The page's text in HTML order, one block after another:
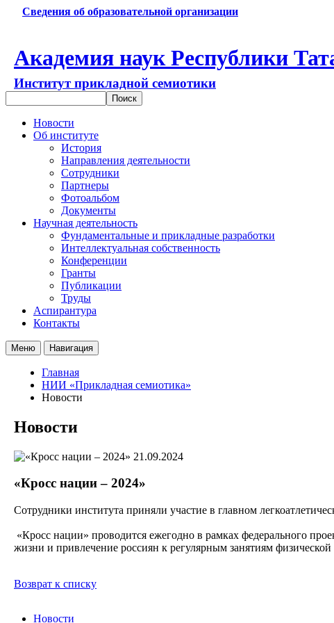
Сведения об образовательной организации
Академия наук Республики
Институт прикладной семиотики
Новости
Об институте
История
Направления деятельности
Сотрудники
Партнеры
Фотоальбом
Документы
Научная деятельность
Фундаментальные и прикладные разработки
Интеллектуальная собственность
Конференции
Гранты
Публикации
Труды
Аспирантура
Контакты
Меню Навигация
Главная
НИИ «Прикладная семиотика»
Новости
Новости
21.09.2024
«Кросс нации – 2024»
Сотрудники института приняли участие в главном
«Кросс нации» проводится ежегодно в рамках федерального
жизни и привлечение россиян к регулярным занятиям физической
Возврат к списку
Новости